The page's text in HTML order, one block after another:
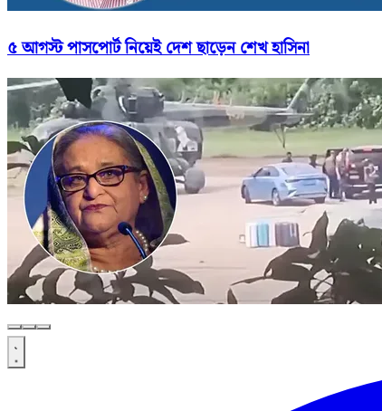
৫ আগস্ট পাসপোর্ট নিয়েই দেশ ছাড়েন শেখ হাসিনা